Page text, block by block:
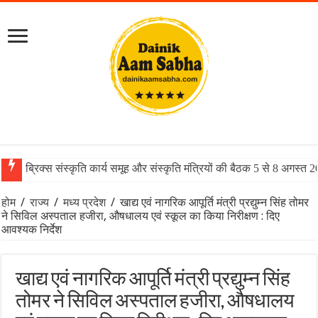
ब्रिक्स संस्कृति कार्य समूह और संस्कृति मंत्रियों की बैठक 5 से 8 अगस्त
होम / राज्य / मध्य प्रदेश / खाद्य एवं नागरिक आपूर्ति मंत्री प्रद्युम्न सिंह तोमर
ने सिविल अस्पताल हजीरा, औषधालय एवं स्कूल का किया निरीक्षण : दिए
आवश्यक निर्देश
खाद्य एवं नागरिक आपूर्ति मंत्री प्रद्युम्न सिंह
तोमर ने सिविल अस्पताल हजीरा, औषधालय